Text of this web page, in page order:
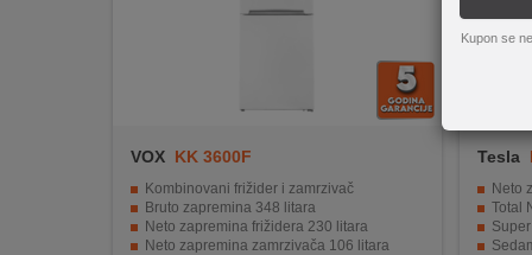
Kupon se
VOX KK 3600F
Kombinovani frižider i zamrzivač
Bruto zapremina 348 litara
Neto zapremina frižidera 230 litara
Neto zapremina zamrzivača 106 litara
Tesla
Neto
Total